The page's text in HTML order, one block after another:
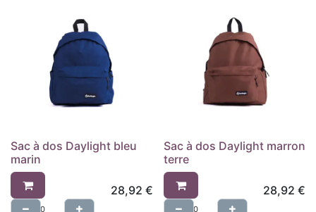
Sac à dos Daylight bleu
marin
28,92 €
Sac à dos Daylight marron
terre
28,92 €